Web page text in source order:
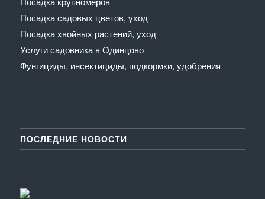
Посадка садовых цветов, уход
Посадка хвойных растений, уход
Услуги садовника в Одинцово
Фунгициды, инсектициды, подкормки, удобрения
ПОСЛЕДНИЕ НОВОСТИ